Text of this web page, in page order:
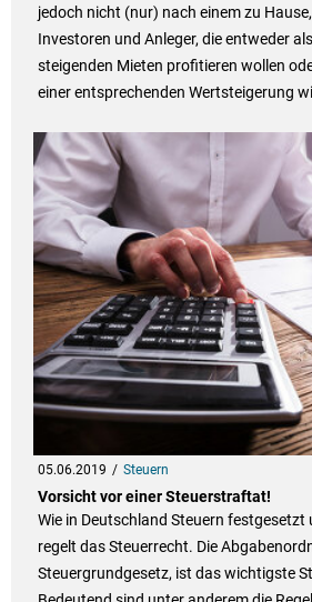
jedoch nicht (nur) nach einem zu
Investoren und Anleger, die entweder
steigenden Mieten profitieren wollen
einer entsprechenden Wertsteigerung
05.06.2019 Steuern
Vorsicht vor einer Steuerstraftat!
Wie in Deutschland Steuern festgesetzt
regelt das Steuerrecht. Die
Steuergrundgesetz, ist das wichtigste